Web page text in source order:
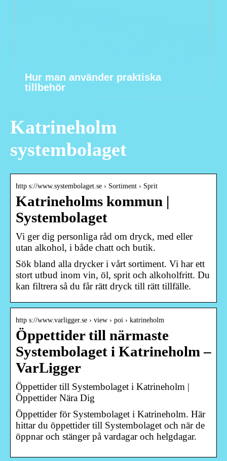
Hur man använder praktiska
tillbehör
Katrineholm
systembolaget
http s://www.systembolaget.se › Sortiment › Sprit
Katrineholms kommun |
Systembolaget
Vi ger dig personliga råd om dryck, med eller
utan alkohol, i både chatt och butik.
Sök bland alla drycker i vårt sortiment. Vi har ett
stort utbud inom vin, öl, sprit och alkoholfritt. Du
kan filtrera så du får rätt dryck till rätt tillfälle.
http s://www.varligger.se › view › poi › katrineholm
Öppettider till närmaste
Systembolaget i Katrineholm –
VarLigger
Öppettider till Systembolaget i Katrineholm |
Öppettider Nära Dig
Öppettider för Systembolaget i Katrineholm. Här
hittar du öppettider till Systembolaget och när de
öppnar och stänger på vardagar och helgdagar.